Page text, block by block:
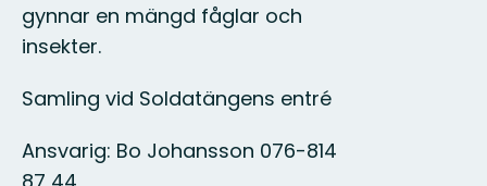
gynnar en mängd fåglar och
insekter.
Samling vid Soldatängens entré
Ansvarig: Bo Johansson 076-814